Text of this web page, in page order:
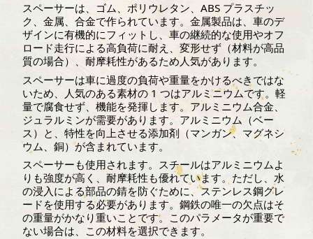
スペーサーは、ゴム、ポリウレタン、ABS プラスチッ
ク、金属、合金で作られています。金属製品は、車のデ
ザインに有機的にフィットし、車の継続的な使用やオフ
ロード走行による高負荷に耐え、変形せず（材料が高品
質の場合）、耐摩耗性があるため人気があります。
スペーサーは車に過度の負荷や重量をかけるべきではな
いため、人気のある素材の 1 つはアルミニウムです。軽
量で腐食せず、機能を発揮します。アルミニウム合金、
ジュラルミンが需要があります。アルミニウム（ベー
ス）と、特性を向上させる添加剤（マンガン、マグネシ
ウム、銅）が含まれています。
スペーサーも使用されます。スチールはアルミニウムよ
りも強度が高く、耐摩耗性も優れています。ただし、水
の浸入による部品の錆を防ぐために、ステンレス鋼グレ
ードを使用する必要があります。鋼鉄の唯一の欠点はそ
の重量がかなり重いことです。このパラメータが重要で
ない場合は、この材料を選択できます。